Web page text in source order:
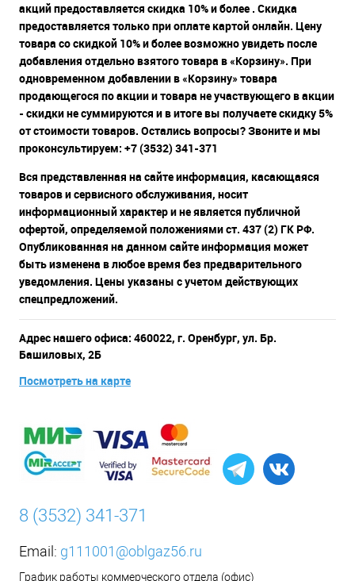
акций предоставляется скидка 10% и более . Скидка
предоставляется только при оплате картой онлайн. Цену
товара со скидкой 10% и более возможно увидеть после
добавления отдельно взятого товара в «Корзину». При
одновременном добавлении в «Корзину» товара
продающегося по акции и товара не участвующего в акции
- скидки не суммируются и в итоге вы получаете скидку 5%
от стоимости товаров. Остались вопросы? Звоните и мы
проконсультируем: +7 (3532) 341-371
Вся представленная на сайте информация, касающаяся
товаров и сервисного обслуживания, носит
информационный характер и не является публичной
офертой, определяемой положениями ст. 437 (2) ГК РФ.
Опубликованная на данном сайте информация может
быть изменена в любое время без предварительного
уведомления. Цены указаны с учетом действующих
спецпредложений.
Адрес нашего офиса: 460022, г. Оренбург, ул. Бр.
Башиловых, 2Б
Посмотреть на карте
8 (3532) 341-371
Email: g111001@oblgaz56.ru
График работы коммерческого отдела (офис)